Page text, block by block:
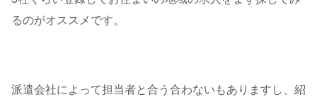
るのがオススメです。
派遣会社によって担当者と合う合わないもありますし、紹